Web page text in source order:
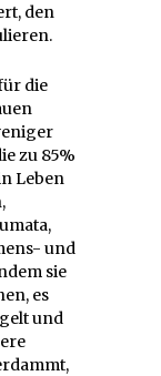
den
die
zu 85%
Leben
und
sie
es
und